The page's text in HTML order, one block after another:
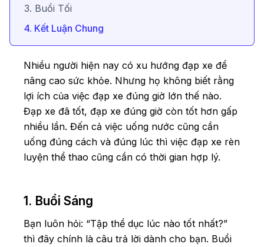
3. Buổi Tối
4. Kết Luận Chung
Nhiều người hiện nay có xu hướng đạp xe để
nâng cao sức khỏe. Nhưng họ không biết rằng
lợi ích của việc đạp xe đúng giờ lớn thế nào.
Đạp xe đã tốt, đạp xe đúng giờ còn tốt hơn gấp
nhiều lần. Đến cả việc uống nước cũng cần
uống đúng cách và đúng lúc thì việc đạp xe rèn
luyện thể thao cũng cần có thời gian hợp lý.
1. Buổi Sáng
Bạn luôn hỏi: “Tập thể dục lúc nào tốt nhất?”
thì đây chính là câu trả lời dành cho bạn. Buổi